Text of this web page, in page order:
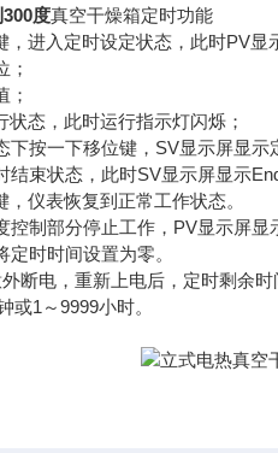
度真空干燥箱定时功能
进入定时设定状态，此时PV显
；
；
态，此时运行指示灯闪烁；
按一下移位键，SV显示屏显示
束状态，此时SV显示屏显示
仪表恢复到正常工作状态。
制部分停止工作，PV显示屏显
时时间设置为零。
断电，重新上电后，定时剩余时
或1～9999小时。